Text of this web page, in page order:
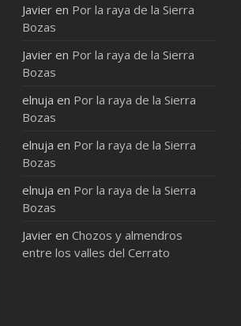
Javier en Por la raya de la Sierra
Bozas
Javier en Por la raya de la Sierra
Bozas
elnuja en Por la raya de la Sierra
Bozas
elnuja en Por la raya de la Sierra
Bozas
elnuja en Por la raya de la Sierra
Bozas
Javier enChozos y almendros
entre los valles del Cerrato